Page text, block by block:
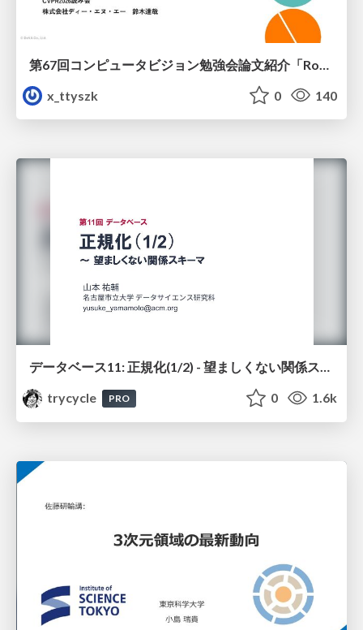
x_ttyszk
0 140
データベース11: 正規化(1/2) - 望ましくない関係スキーマ
trycycle
PRO 0 1.6k